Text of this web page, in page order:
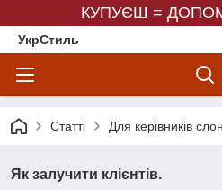
КУПУЄШ =
УкрСтиль
Статті Для керівників
Як залучити клієнтів.